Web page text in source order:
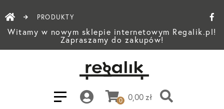
PRODUKTY
Witamy w nowym sklepie internetowym Regalik.pl!
Zapraszamy do zakupów!
0 0,00 zł